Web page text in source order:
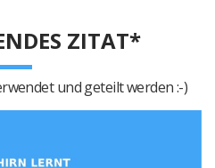
ZITAT*
und geteilt werden :-)